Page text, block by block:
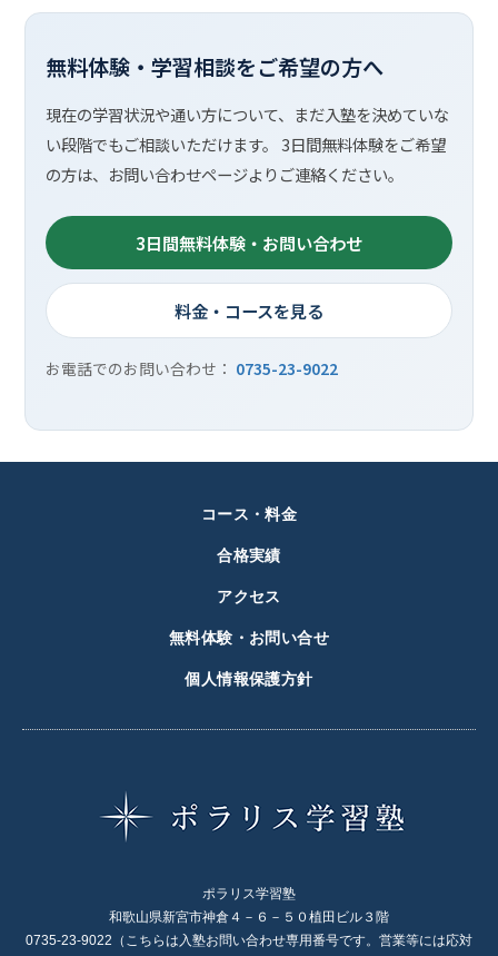
無料体験・学習相談をご希望の方へ
現在の学習状況や通い方について、まだ入塾を決めていな
い段階でもご相談いただけます。 3日間無料体験をご希望
の方は、お問い合わせページよりご連絡ください。
3日間無料体験・お問い合わせ
料金・コースを見る
お電話でのお問い合わせ： 0735-23-9022
コース・料金
合格実績
アクセス
無料体験・お問い合せ
個人情報保護方針
ポラリス学習塾
和歌山県新宮市神倉４－６－５０植田ビル３階
0735-23-9022（こちらは入塾お問い合わせ専用番号です。営業等には応対